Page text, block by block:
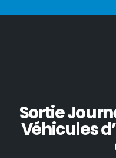
Sortie
Véhicules